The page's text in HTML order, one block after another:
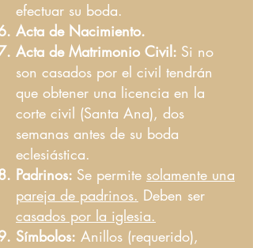
efectuar su boda.
Acta de Nacimiento.
Acta de Matrimonio Civil: Si no
son casados por el civil tendrán
que obtener una licencia en la
corte civil (Santa Ana), dos
semanas antes de su boda
eclesiástica.
Padrinos: Se permite solamente una
pareja de padrinos. Deben ser
casados por la iglesia.
Símbolos: Anillos (requerido),